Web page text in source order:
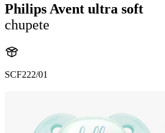
Philips Avent ultra soft
chupete
SCF222/01